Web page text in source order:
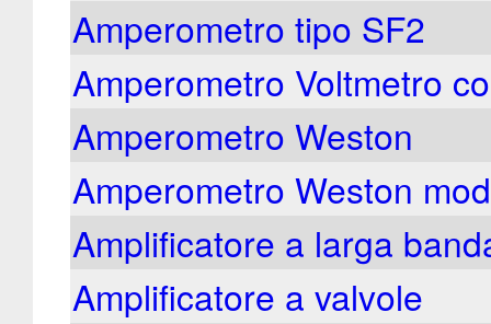
Amperometro tipo SF2
Amperometro Voltmetro
Amperometro Weston
Amperometro Weston
Amplificatore a larga
Amplificatore a valvole